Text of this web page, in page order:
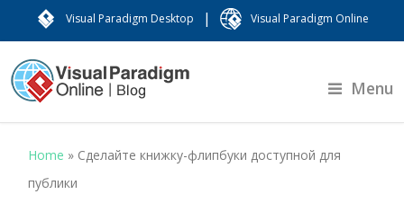
Visual Paradigm Desktop | Visual Paradigm Online
Menu
Home » Сделайте книжку-флипбуки доступной для
публики